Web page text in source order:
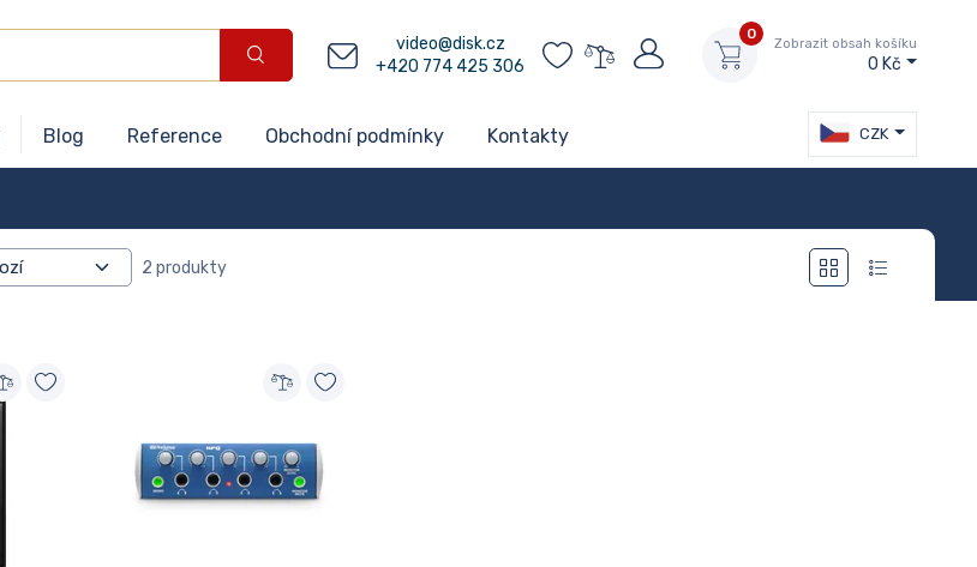
video@disk.cz
+420 774 425 306
0
Zobrazit obsah košíku
0 Kč
Blog Reference Obchodní podmínky Kontakty CZK
2 produkty